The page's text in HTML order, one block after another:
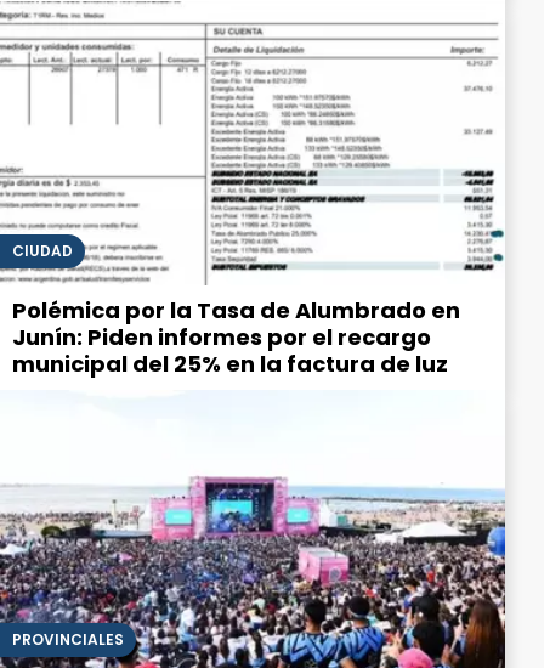
CIUDAD
Polémica por la Tasa de Alumbrado en
Junín: Piden informes por el recargo
municipal del 25% en la factura de luz
PROVINCIALES